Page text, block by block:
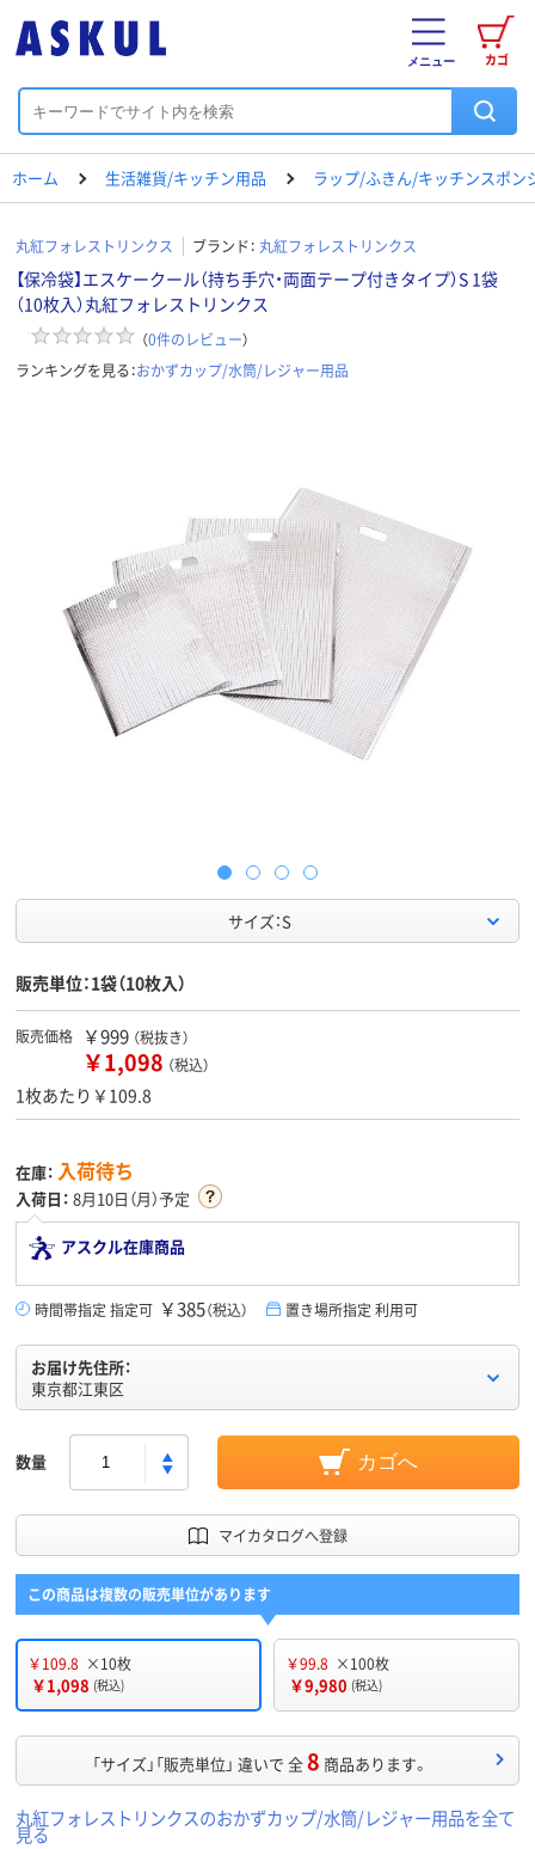
カゴ
メニュー
ホーム 生活雑貨/キッチン用品 ラップ/ふきん/キッチンスポン
丸紅フォレストリンクス ブランド： 丸紅フォレストリンクス
【保冷袋】エスケークール（持ち手穴・両面テープ付きタイプ）S 1袋
（10枚入）丸紅フォレストリンクス
（0件のレビュー）
ランキングを見る：おかずカップ/水筒/レジャー用品
サイズ：S
販売単位：1袋（10枚入）
販売価格 ￥999 （税抜き）
￥1,098 （税込）
1枚あたり￥109.8
在庫： 入荷待ち
入荷日： 8月10日（月）予定
アスクル在庫商品
時間帯指定 指定可 ￥385（税込） 置き場所指定 利用可
お届け先住所：
東京都江東区
数量 カゴへ
マイカタログへ登録
この商品は複数の販売単位があります
￥109.8 ×10枚
￥1,098 (税込)
￥99.8 ×100枚
￥9,980 (税込)
「サイズ」「販売単位」 違いで 全8 商品あります。
丸紅フォレストリンクスのおかずカップ/水筒/レジャー用品を全て
見る